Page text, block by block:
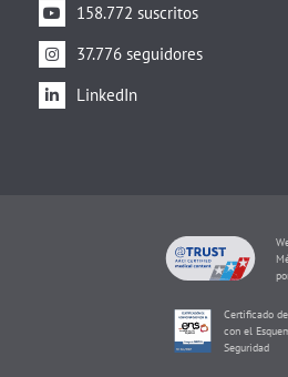
158.772 suscritos
37.776 seguidores
LinkedIn
Certificado
con el
Seguridad